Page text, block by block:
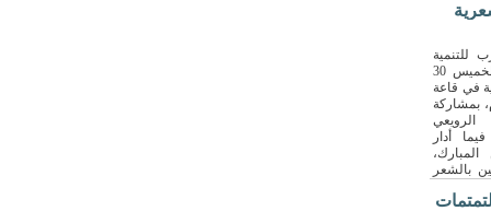
للتنمية
الأدبية والثقافية مساء الخميس 30
في قاعة
بمشاركة
أدار
بالشعر